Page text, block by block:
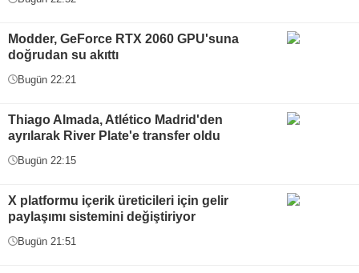
Modder, GeForce RTX 2060 GPU'suna
doğrudan su akıttı
Bugün 22:21
Thiago Almada, Atlético Madrid'den
ayrılarak River Plate'e transfer oldu
Bugün 22:15
X platformu içerik üreticileri için gelir
paylaşımı sistemini değiştiriyor
Bugün 21:51